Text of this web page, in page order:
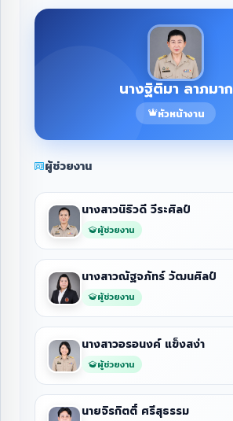
นางฐิติมา ลาภมาก
หัวหน้างาน
ผู้ช่วยงาน
นางสาวนิธิวดี วีระศิลป์
ผู้ช่วยงาน
นางสาวณัฐจภัทร์ วัฒนศิลป์
ผู้ช่วยงาน
นางสาวอรอนงค์ แข็งสง่า
ผู้ช่วยงาน
นายจิรกิตติ์ ศรีสุธรรม